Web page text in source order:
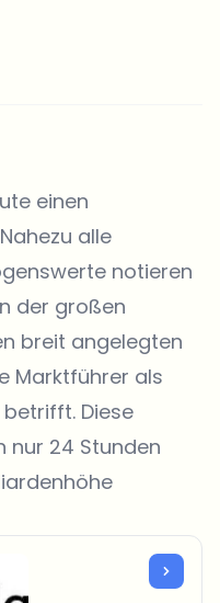
einen
alle
notieren
der großen
breit angelegten
Marktführer als
Diese
nur 24 Stunden